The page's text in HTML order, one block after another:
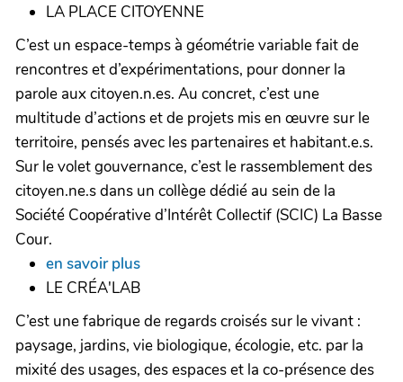
LA PLACE CITOYENNE
C’est un espace-temps à géométrie variable fait de
rencontres et d’expérimentations, pour donner la
parole aux citoyen.n.es. Au concret, c’est une
multitude d’actions et de projets mis en œuvre sur le
territoire, pensés avec les partenaires et habitant.e.s.
Sur le volet gouvernance, c’est le rassemblement des
citoyen.ne.s dans un collège dédié au sein de la
Société Coopérative d’Intérêt Collectif (SCIC) La Basse
Cour.
en savoir plus
LE CRÉA'LAB
C’est une fabrique de regards croisés sur le vivant :
paysage, jardins, vie biologique, écologie, etc. par la
mixité des usages, des espaces et la co-présence des